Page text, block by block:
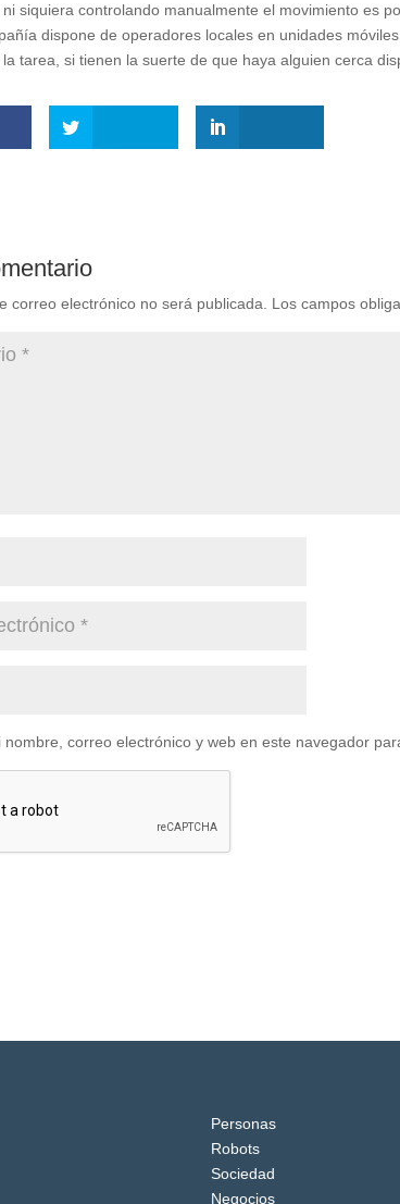
ni siquiera controlando manualmente el movimiento es
dispone de operadores locales en unidades
tarea, si tienen la suerte de que haya alguien cerca
correo electrónico no será publicada. Los campos
nombre, correo electrónico y web en este navegador
Personas
Robots
Sociedad
Negocios